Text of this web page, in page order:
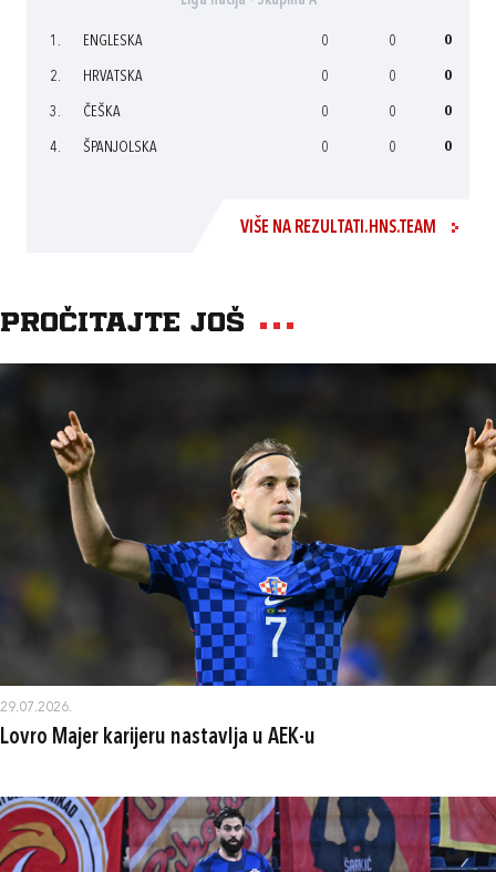
1. ENGLESKA 0 0 0
2. HRVATSKA 0 0 0
3. ČEŠKA 0 0 0
4. ŠPANJOLSKA 0 0 0
VIŠE NA REZULTATI.HNS.TEAM
Pročitajte još
29.07.2026.
Lovro Majer karijeru nastavlja u AEK-u